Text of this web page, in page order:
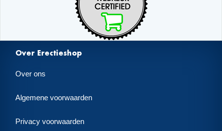
Over Erectieshop
Over ons
Algemene voorwaarden
Privacy voorwaarden